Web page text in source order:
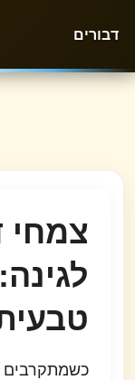
דבורים
צמחי
כשמתקרבים